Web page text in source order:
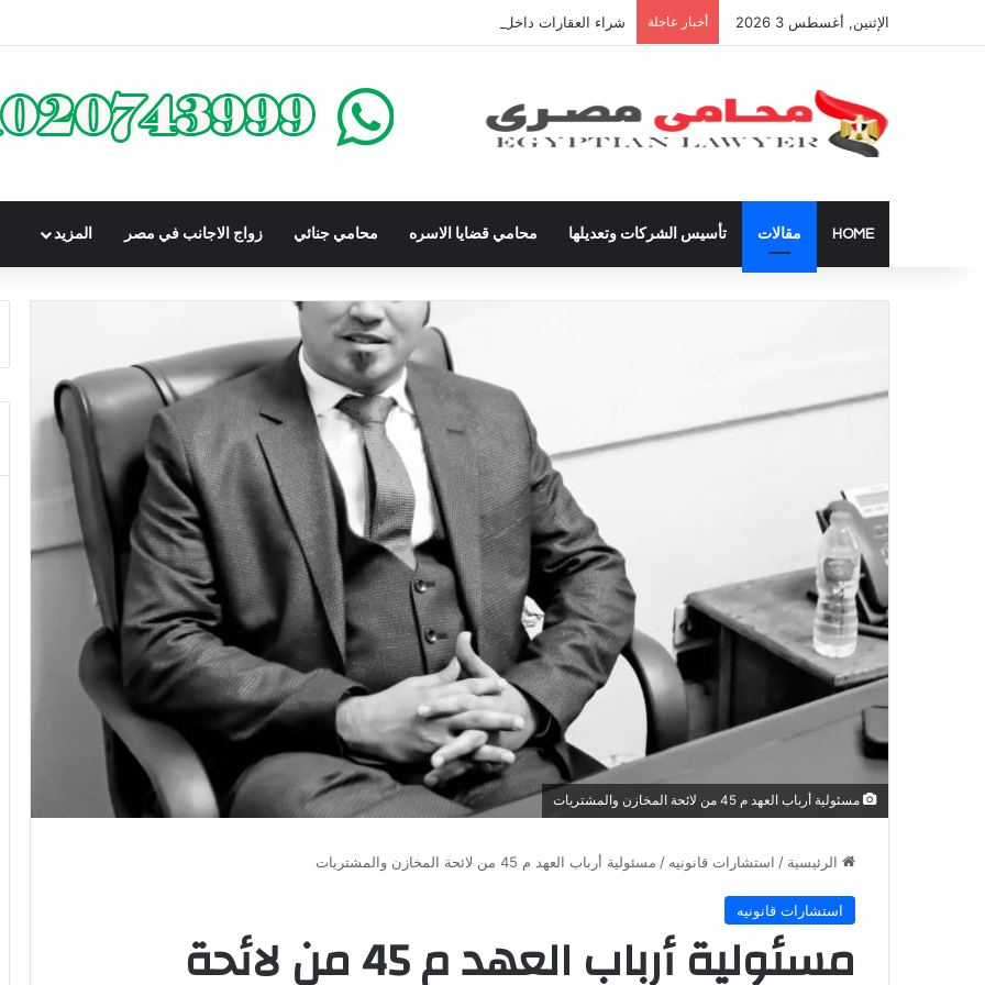
الإثنين, أغسطس 3 2026 أخبار عاجلة شراء العقارات داخل الكومباوندات تحت الإنشاء | أهم البنود التي تحمي المشتري في القانون المصري
HOME مقالات تأسيس الشركات وتعديلها محامي قضايا الاسره محامي جنائي زواج الاجانب في مصر المزيد
مسئولية أرباب العهد م 45 من لائحة المخازن والمشتريات
الرئيسية / استشارات قانونيه / مسئولية أرباب العهد م 45 من لائحة المخازن والمشتريات
استشارات قانونيه
مسئولية أرباب العهد م 45 من لائحة